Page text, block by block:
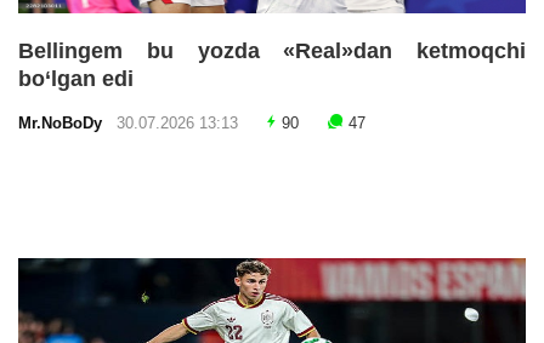
Bellingem bu yozda «Real»dan ketmoqchi
bo‘lgan edi
Mr.NoBoDy 30.07.2026 13:13 90 47